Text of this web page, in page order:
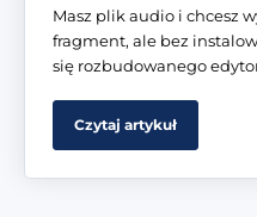
Masz plik audio i chcesz
fragment, ale bez
się rozbudowanego
Czytaj artykuł